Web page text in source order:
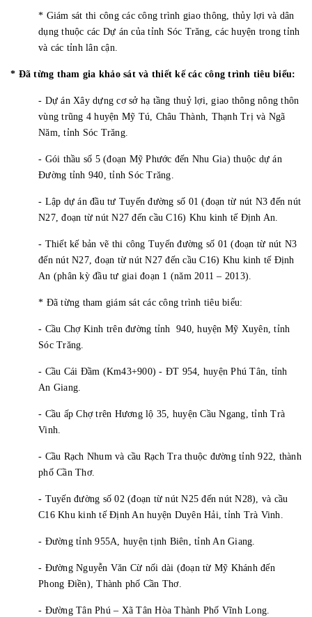
* Giám sát thi công các công trình giao thông, thủy lợi và dân
dụng thuộc các Dự án của tỉnh Sóc Trăng, các huyện trong tỉnh
và các tỉnh lân cận.
* Đã từng tham gia khảo sát và thiết kế các công trình tiêu biểu:
- Dự án Xây dựng cơ sở hạ tầng thuỷ lợi, giao thông nông thôn
vùng trũng 4 huyện Mỹ Tú, Châu Thành, Thạnh Trị và Ngã
Năm, tỉnh Sóc Trăng.
- Gói thầu số 5 (đoạn Mỹ Phước đến Nhu Gia) thuộc dự án
Đường tỉnh 940, tỉnh Sóc Trăng.
- Lập dự án đầu tư Tuyến đường số 01 (đoạn từ nút N3 đến nút
N27, đoạn từ nút N27 đến cầu C16) Khu kinh tế Định An.
- Thiết kế bản vẽ thi công Tuyến đường số 01 (đoạn từ nút N3
đến nút N27, đoạn từ nút N27 đến cầu C16) Khu kinh tế Định
An (phân kỳ đầu tư giai đoạn 1 (năm 2011 – 2013).
* Đã từng tham giám sát các công trình tiêu biểu:
- Cầu Chợ Kinh trên đường tỉnh 940, huyện Mỹ Xuyên, tỉnh
Sóc Trăng.
- Cầu Cái Đầm (Km43+900) - ĐT 954, huyện Phú Tân, tỉnh
An Giang.
- Cầu ấp Chợ trên Hương lộ 35, huyện Cầu Ngang, tỉnh Trà
Vinh.
- Cầu Rạch Nhum và cầu Rạch Tra thuộc đường tỉnh 922, thành
phố Cần Thơ.
- Tuyến đường số 02 (đoạn từ nút N25 đến nút N28), và cầu
C16 Khu kinh tế Định An huyện Duyên Hải, tỉnh Trà Vinh.
- Đường tỉnh 955A, huyện tịnh Biên, tỉnh An Giang.
- Đường Nguyễn Văn Cừ nối dài (đoạn từ Mỹ Khánh đến
Phong Điền), Thành phố Cần Thơ.
- Đường Tân Phú – Xã Tân Hòa Thành Phố Vĩnh Long.